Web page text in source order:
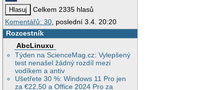
Celkem 2335 hlasů
Komentářů: 30, poslední 3.4. 20:20
Rozcestník
AbcLinuxu
Týden na ScienceMag.cz: Vylepšený
test nenašel žádný rozdíl mezi
vodíkem a antiv
Ušetřete 30 %: Windows 11 Pro jen
za €22,50 a Office 2024 Pro za